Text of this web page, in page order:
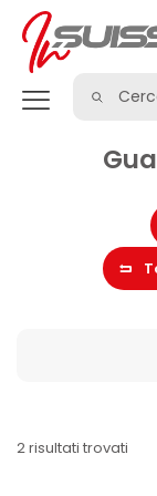
2 risultati trovati